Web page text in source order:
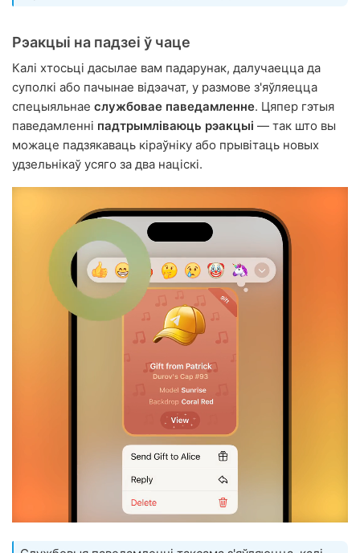
Рэакцыі на падзеі ў чаце
Калі хтосьці дасылае вам падарунак, далучаецца да
суполкі або пачынае відэачат, у размове з'яўляецца
спецыяльнае службовае паведамленне. Цяпер гэтыя
паведамленні падтрымліваюць рэакцыі — так што вы
можаце падзякаваць кіраўніку або прывітаць новых
удзельнікаў усяго за два націскі.